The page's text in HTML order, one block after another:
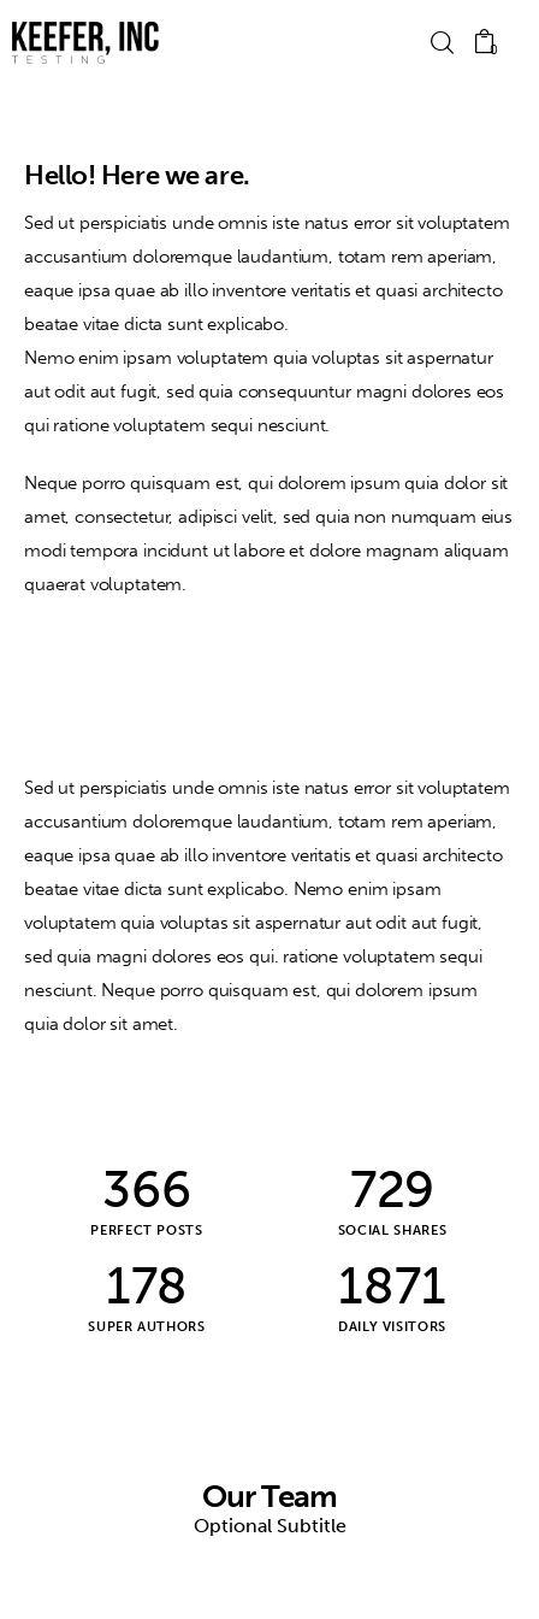
0
News
Bike Brands
Hard Parts
Gear
Tech
Podcasts
Shop
Contact
Hello! Here we are.
Sed ut perspiciatis unde omnis iste natus error sit voluptatem
accusantium doloremque laudantium, totam rem aperiam,
eaque ipsa quae ab illo inventore veritatis et quasi architecto
beatae vitae dicta sunt explicabo.
Nemo enim ipsam voluptatem quia voluptas sit aspernatur
aut odit aut fugit, sed quia consequuntur magni dolores eos
qui ratione voluptatem sequi nesciunt.
Neque porro quisquam est, qui dolorem ipsum quia dolor sit
amet, consectetur, adipisci velit, sed quia non numquam eius
modi tempora incidunt ut labore et dolore magnam aliquam
quaerat voluptatem.
Sed ut perspiciatis unde omnis iste natus error sit voluptatem
accusantium doloremque laudantium, totam rem aperiam,
eaque ipsa quae ab illo inventore veritatis et quasi architecto
beatae vitae dicta sunt explicabo. Nemo enim ipsam
voluptatem quia voluptas sit aspernatur aut odit aut fugit,
sed quia magni dolores eos qui. ratione voluptatem sequi
nesciunt. Neque porro quisquam est, qui dolorem ipsum
quia dolor sit amet.
PERFECT POSTS
376
SOCIAL SHARES
772
SUPER AUTHORS
178
DAILY VISITORS
2001
Our Team
Optional Subtitle